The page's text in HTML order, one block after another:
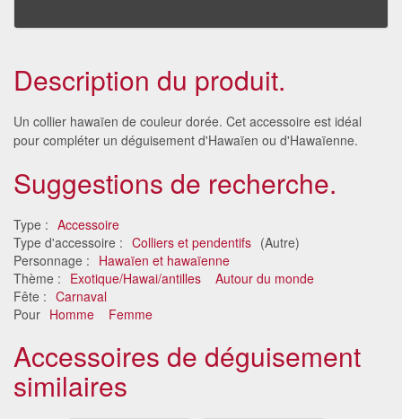
Description du produit.
Un collier hawaïen de couleur dorée. Cet accessoire est idéal
pour compléter un déguisement d'Hawaïen ou d'Hawaïenne.
Suggestions de recherche.
Type : Accessoire
Type d'accessoire : Colliers et pendentifs (Autre)
Personnage : Hawaïen et hawaïenne
Thème : Exotique/Hawai/antilles
Autour du monde
Fête : Carnaval
Pour Homme Femme
Accessoires de déguisement
similaires